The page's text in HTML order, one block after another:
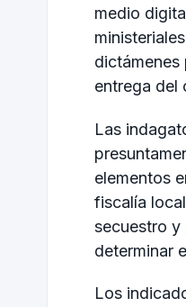
medio
dictámenes
entrega del
Las
elementos
fiscalía
secuestro y
determinar
Los